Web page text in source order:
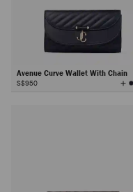
Avenue Curve Wallet With Chain
S$950 查
看